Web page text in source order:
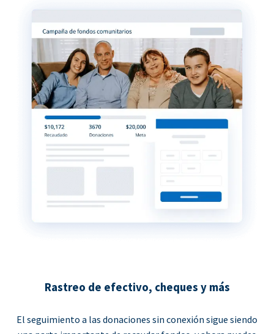
Rastreo de efectivo, cheques y más
El seguimiento a las donaciones sin conexión sigue siendo